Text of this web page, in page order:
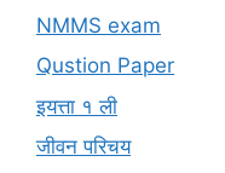
NMMS exam
Qustion Paper
इयत्ता १ ली
जीवन परिचय